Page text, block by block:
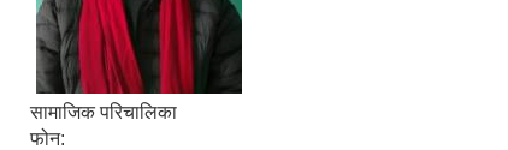
सामाजिक परिचालिका
फोन: